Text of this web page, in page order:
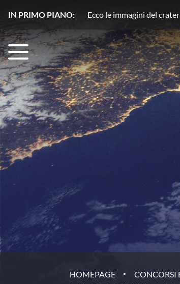
IN PRIMO PIANO: Plutone, azoto in
HOMEPAGE ‣ CONCORSI